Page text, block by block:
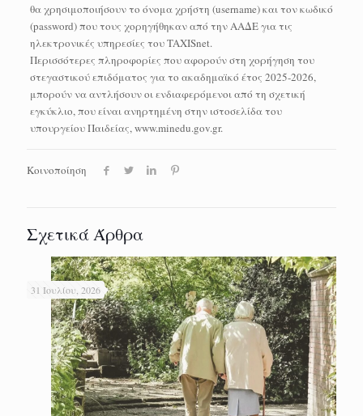
θα χρησιμοποιήσουν το όνομα χρήστη (username) και τον κωδικό
(password) που τους χορηγήθηκαν από την ΑΑΔΕ για τις
ηλεκτρονικές υπηρεσίες του TAXISnet.
Περισσότερες πληροφορίες που αφορούν στη χορήγηση του
στεγαστικού επιδόματος για το ακαδημαϊκό έτος 2025-2026,
μπορούν να αντλήσουν οι ενδιαφερόμενοι από τη σχετική
εγκύκλιο, που είναι ανηρτημένη στην ιστοσελίδα του
υπουργείου Παιδείας, www.minedu.gov.gr.
Κοινοποίηση
Σχετικά Άρθρα
31 Ιουλίου, 2026